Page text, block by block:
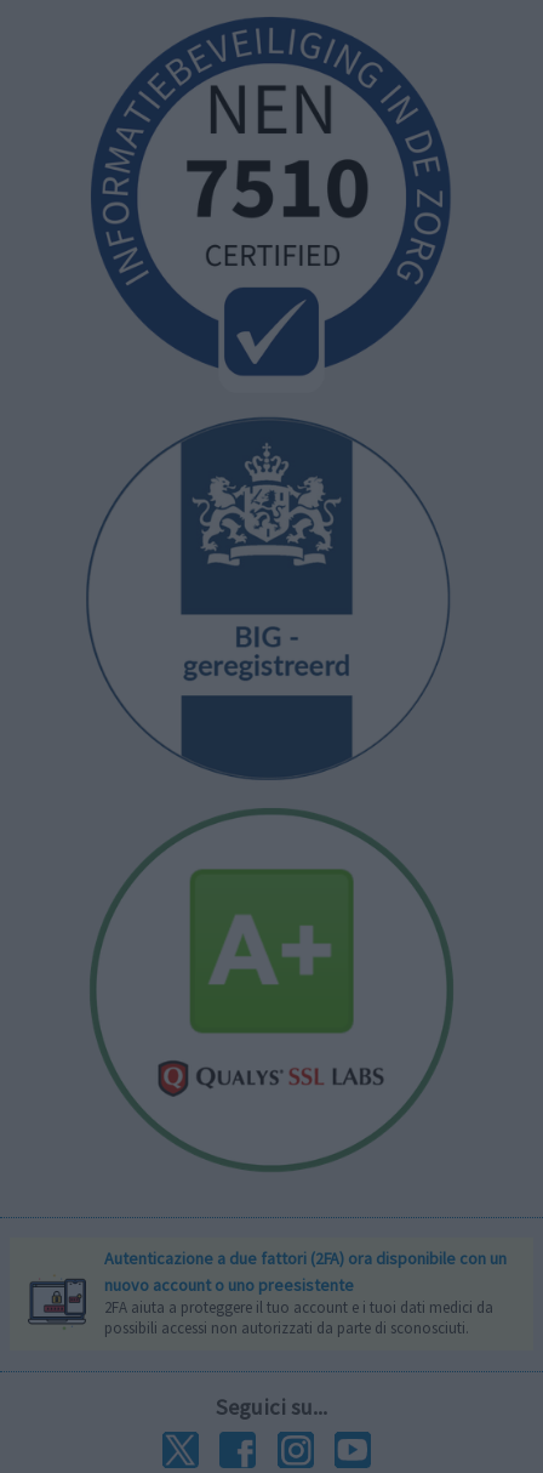
Autenticazione a due fattori (2FA) ora disponibile con un
nuovo account o uno preesistente
2FA aiuta a proteggere il tuo account e i tuoi dati medici da
possibili accessi non autorizzati da parte di sconosciuti.
Seguici su...